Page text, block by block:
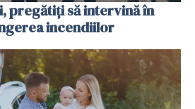
pregătiţi să intervină în
incendiilor